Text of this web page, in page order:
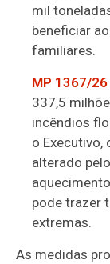
mil
beneficiar
familiares.
MP 1367/26
337,5
incêndios
o Executivo,
alterado
pode trazer
extremas.
As medidas